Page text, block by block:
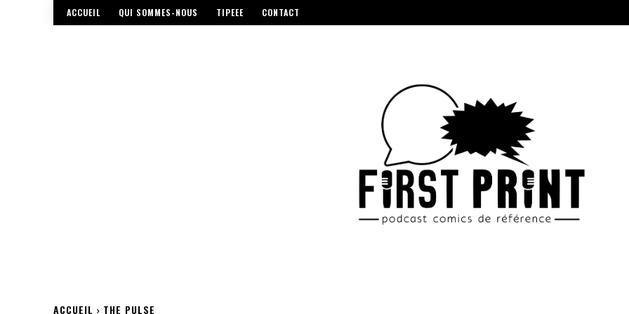
ACCUEIL QUI SOMMES-NOUS TIPEEE CONTACT
ACCUEIL THE PULSE